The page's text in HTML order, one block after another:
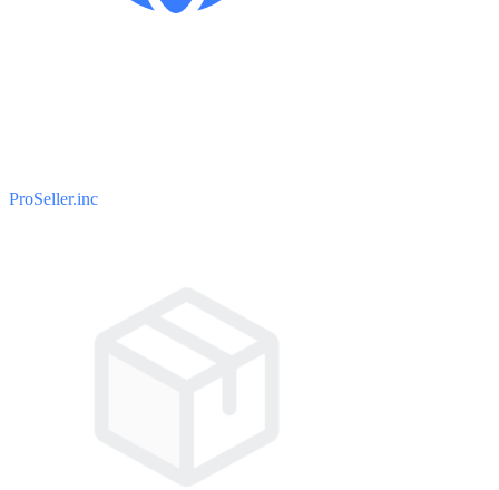
ProSeller.inc